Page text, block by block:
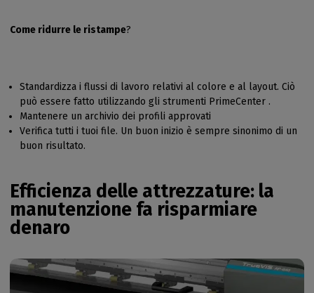
Come ridurre le ristampe?
Standardizza i flussi di lavoro relativi al colore e al layout. Ciò
può essere fatto utilizzando gli strumenti PrimeCenter .
Mantenere un archivio dei profili approvati
Verifica tutti i tuoi file. Un buon inizio è sempre sinonimo di un
buon risultato.
Efficienza delle attrezzature: la
manutenzione fa risparmiare
denaro